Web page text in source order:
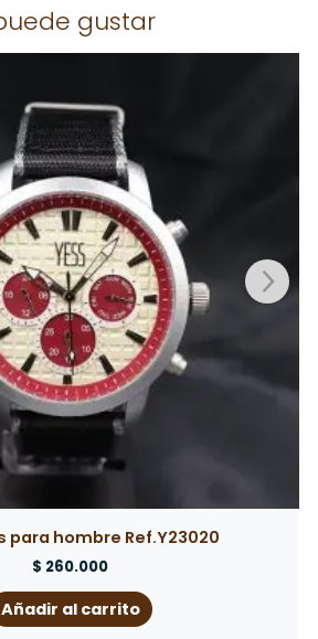
que hayan comprado este
una valoración.
gustar
para mujer Ref.Y23015
$ 250.000
Añadir al carrito